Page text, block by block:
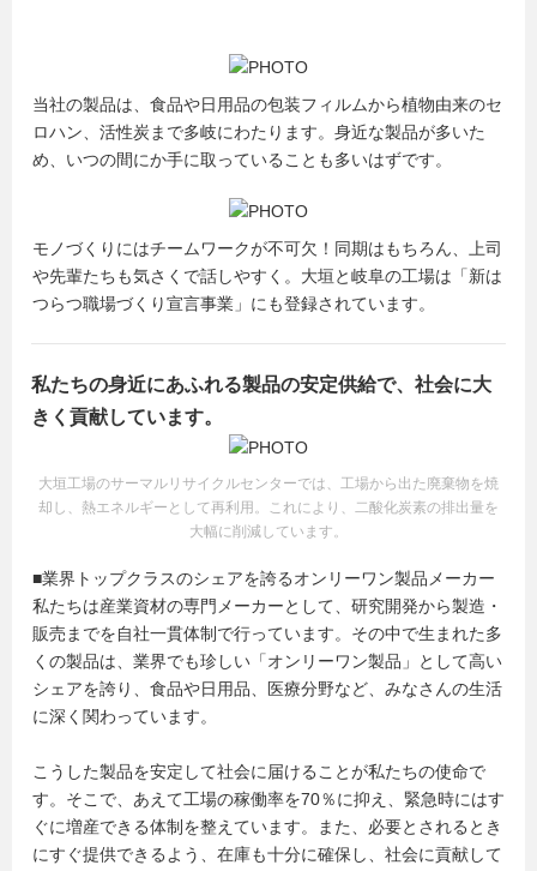
当社の製品は、食品や日用品の包装フィルムから植物由来のセ
ロハン、活性炭まで多岐にわたります。身近な製品が多いた
め、いつの間にか手に取っていることも多いはずです。
モノづくりにはチームワークが不可欠！同期はもちろん、上司
や先輩たちも気さくで話しやすく。大垣と岐阜の工場は「新は
つらつ職場づくり宣言事業」にも登録されています。
私たちの身近にあふれる製品の安定供給で、社会に大
きく貢献しています。
大垣工場のサーマルリサイクルセンターでは、工場から出た廃棄物を焼
却し、熱エネルギーとして再利用。これにより、二酸化炭素の排出量を
大幅に削減しています。
■業界トップクラスのシェアを誇るオンリーワン製品メーカー
私たちは産業資材の専門メーカーとして、研究開発から製造・
販売までを自社一貫体制で行っています。その中で生まれた多
くの製品は、業界でも珍しい「オンリーワン製品」として高い
シェアを誇り、食品や日用品、医療分野など、みなさんの生活
に深く関わっています。
こうした製品を安定して社会に届けることが私たちの使命で
す。そこで、あえて工場の稼働率を70％に抑え、緊急時にはす
ぐに増産できる体制を整えています。また、必要とされるとき
にすぐ提供できるよう、在庫も十分に確保し、社会に貢献して